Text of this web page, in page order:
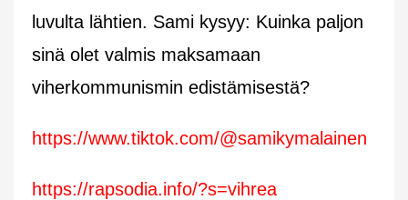
luvulta lähtien. Sami kysyy: Kuinka paljon
sinä olet valmis maksamaan
viherkommunismin edistämisestä?
https://www.tiktok.com/@samikymalainen
https://rapsodia.info/?s=vihrea